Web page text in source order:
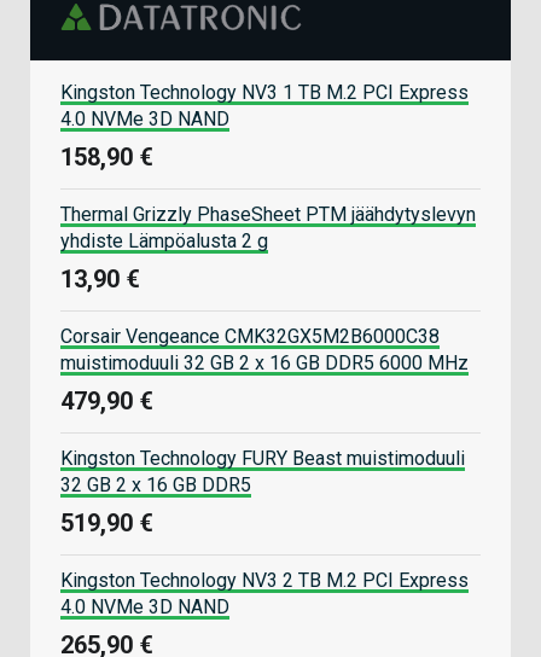
Kingston Technology NV3 1 TB M.2 PCI Express
4.0 NVMe 3D NAND
158,90 €
Thermal Grizzly PhaseSheet PTM jäähdytyslevyn
yhdiste Lämpöalusta 2 g
13,90 €
Corsair Vengeance CMK32GX5M2B6000C38
muistimoduuli 32 GB 2 x 16 GB DDR5 6000 MHz
479,90 €
Kingston Technology FURY Beast muistimoduuli
32 GB 2 x 16 GB DDR5
519,90 €
Kingston Technology NV3 2 TB M.2 PCI Express
4.0 NVMe 3D NAND
265,90 €